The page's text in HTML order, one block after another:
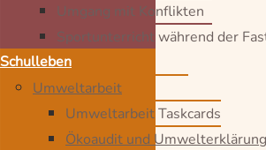
Umgang mit Konflikten
Sportunterricht während der
Schulleben
Umweltarbeit
Umweltarbeit Taskcards
Ökoaudit und Umwelterklärung